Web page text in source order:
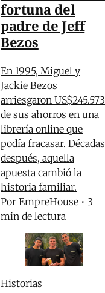
fortuna del
padre de Jeff
Bezos
En 1995, Miguel y
Jackie Bezos
arriesgaron US$245.573
de sus ahorros en una
librería online que
podía fracasar. Décadas
después, aquella
apuesta cambió la
historia familiar.
Por EmpreHouse • 3
min de lectura
Historias